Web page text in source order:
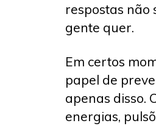
respostas não
gente quer.
Em certos
papel de
apenas disso.
energias,